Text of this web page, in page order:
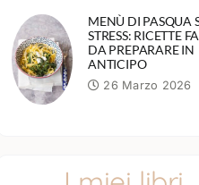
MENÙ DI PASQUA
STRESS: RICETTE
DA PREPARARE IN
ANTICIPO
26 Marzo 2026